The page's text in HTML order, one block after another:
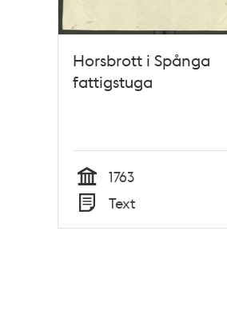
Horsbrott i Spånga
fattigstuga
Tid
1763
Typ
Text